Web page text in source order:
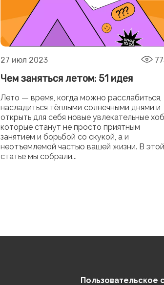
27 июл 2023
Чем заняться летом: 51 идея
Лето — время, когда можно расслабиться,
насладиться тёплыми солнечными днями и
открыть для себя новые увлекательные
которые станут не просто приятным
занятием и борьбой со скукой, а и
неотъемлемой частью вашей жизни. В этой
статье мы собрали...
Пользовательское